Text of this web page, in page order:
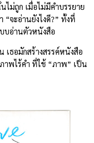
ม่ถูก เมื่อไม่มีคำบรรยาย
“จะอ่านยังไงดี?” ทั้งที่
บอ่านตัวหนังสือ
ธอมักสร้างสรรค์หนังสือ
พไร้คำ ที่ใช้ “ภาพ” เป็น